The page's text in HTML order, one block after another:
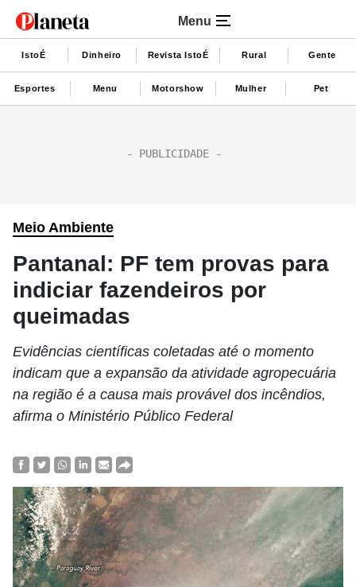
Menu
IstoÉ Dinheiro Revista IstoÉ Rural Gente
Esportes Menu Motorshow Mulher Pet
Meio Ambiente
Pantanal: PF tem provas para
indiciar fazendeiros por
queimadas
Evidências científicas coletadas até o momento
indicam que a expansão da atividade agropecuária
na região é a causa mais provável dos incêndios,
afirma o Ministério Público Federal